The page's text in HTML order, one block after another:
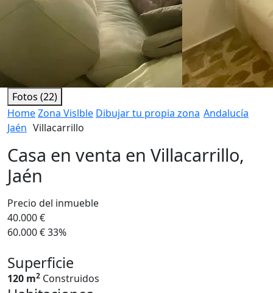
Fotos (22)
HomeZona Vislble Dibujar tu propia zona Andalucía
Jaén Villacarrillo
Casa en venta en Villacarrillo,
Jaén
Precio del inmueble
40.000 €
60.000 €33%
Superficie
120 m2 Construidos